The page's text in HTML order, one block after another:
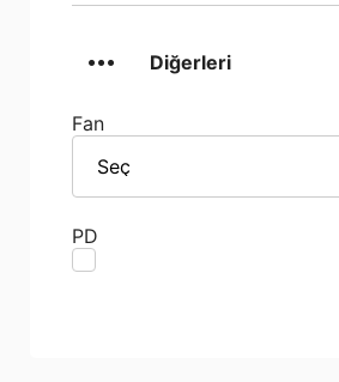
Diğerleri
Fan
Seç
PD